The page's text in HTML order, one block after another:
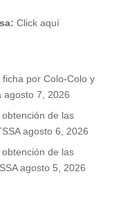
Click aquí
por Colo-Colo y
agosto 7, 2026
de las
agosto 6, 2026
de las
agosto 5, 2026